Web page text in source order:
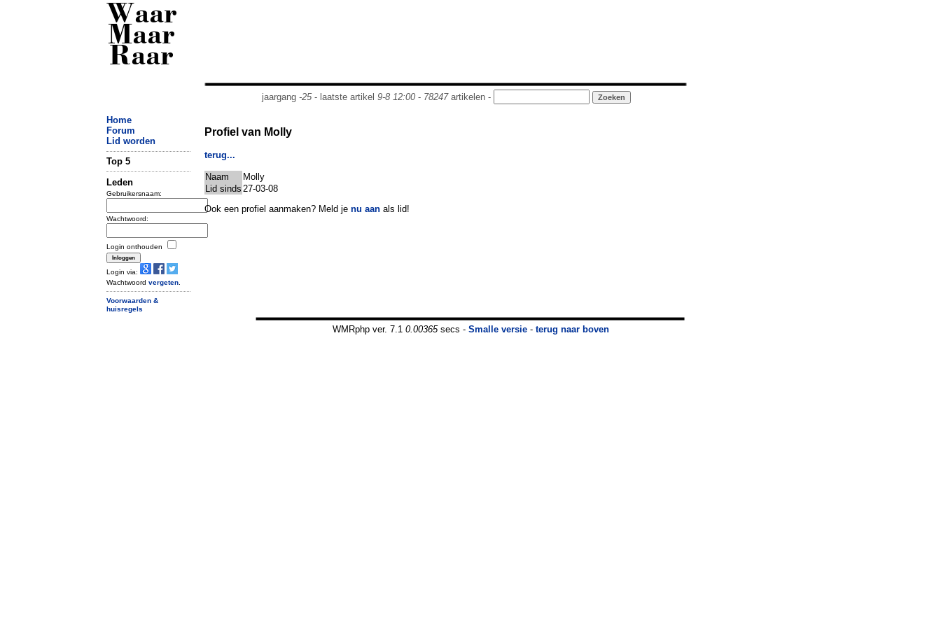
Waar
Maar
Raar
jaargang -25- laatste artikel 9-8 12:00- 78247artikelen -
Home
Forum
Lid worden
Top 5
Leden
Gebruikersnaam:
Wachtwoord:
Login onthouden
Login via:
Wachtwoord vergeten
Voorwaarden &
huisregels
Profiel van Molly
terug...
Naam
Molly
Lid sinds 27-03-08
Ook een profiel aanmaken? Meld je nu aan als lid!
WMRphp ver. 7.1 0.00365secs - Smalle versie- terug naar boven